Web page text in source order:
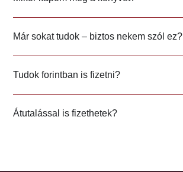
Már sokat tudok – biztos nekem szól ez?
Tudok forintban is fizetni?
Átutalással is fizethetek?